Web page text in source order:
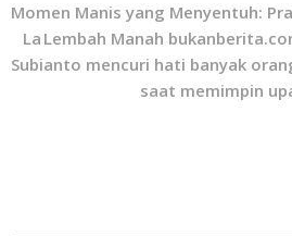
Momen Manis yang Menyentuh:
La Lembah Manah
Subianto mencuri hati banyak
saat memimpin